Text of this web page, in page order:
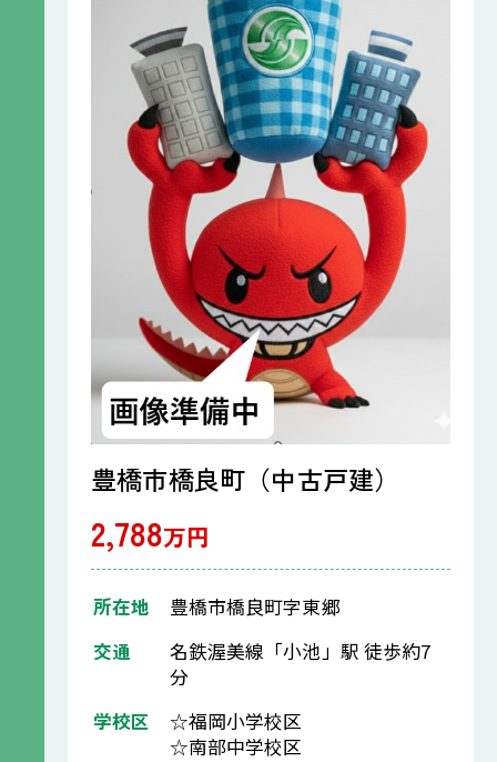
豊橋市橋良町（中古戸建）
2,788万円
所在地
豊橋市橋良町字東郷
交通
名鉄渥美線「小池」駅 徒歩約7
分
学校区
☆福岡小学校区
☆南部中学校区